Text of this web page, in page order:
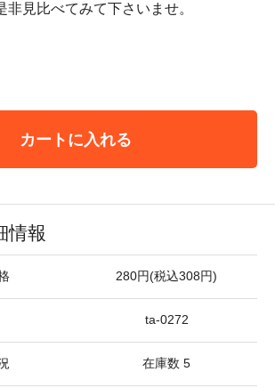
非見比べてみて下さいませ。
カートに入れる
情報
280円(税込308円)
ta-0272
在庫数 5